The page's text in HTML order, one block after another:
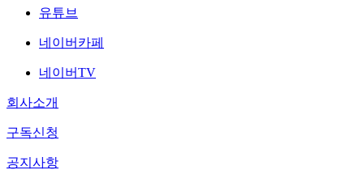
유튜브
네이버카페
네이버TV
회사소개
구독신청
공지사항